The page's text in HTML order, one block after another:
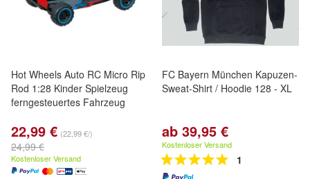
Hot Wheels Auto RC Micro Rip
Rod 1:28 Kinder Spielzeug
ferngesteuertes Fahrzeug
22,99 € (22,99 €/)
24,99 €
Kostenloser Versand
FC Bayern München Kapuzen-
Sweat-Shirt / Hoodie 128 - XL
ab 39,95 €
Kostenloser Versand
1